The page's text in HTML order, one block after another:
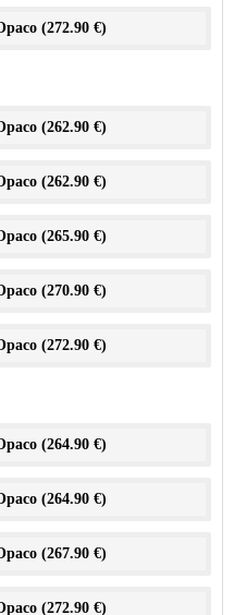
(272.90 €)
(262.90 €)
(262.90 €)
(265.90 €)
(270.90 €)
(272.90 €)
(264.90 €)
(264.90 €)
(267.90 €)
(272.90 €)